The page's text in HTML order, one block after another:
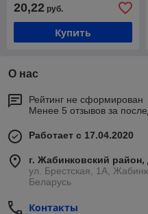
20,22 руб.
Купить
О нас
Рейтинг не сформирован
Менее 5 отзывов за
Работает с 17.04.2020
г. Жабинковский
ул. Брестская, 1А,
Беларусь
Контакты